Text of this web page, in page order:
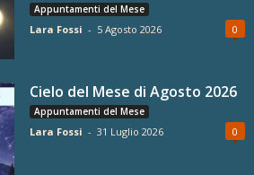
Appuntamenti del Mese
Lara Fossi - 5 Agosto 2026 0
Cielo del Mese di Agosto 2026
Appuntamenti del Mese
Lara Fossi - 31 Luglio 2026 0